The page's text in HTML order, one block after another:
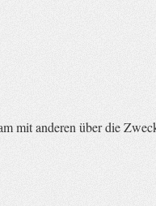
mit anderen über die